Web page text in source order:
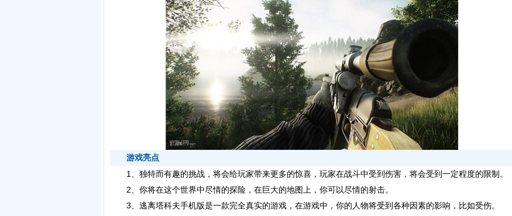
游戏亮点
1、独特而有趣的挑战，将会给玩家带来更多的惊喜，玩家在战斗中受到伤害，将会受到一定程度的限制。
2、你将在这个世界中尽情的探险，在巨大的地图上，你可以尽情的射击。
3、 逃离塔科夫手机版是一款完全真实的游戏，在游戏中，你的人物将受到各种因素的影响，比如受伤。